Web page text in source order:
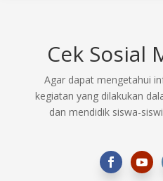
Cek Sosial
Agar dapat mengetahui
kegiatan yang dilakukan
dan mendidik siswa-